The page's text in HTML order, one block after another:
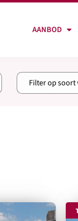
AANBOD